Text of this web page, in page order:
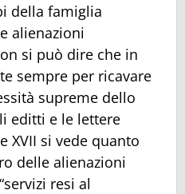
della famiglia
alienazioni
si può dire che in
sempre per ricavare
supreme dello
editti e le lettere
XVII si vede quanto
delle alienazioni
resi al